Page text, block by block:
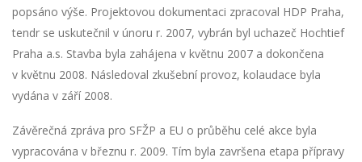
popsáno výše. Projektovou dokumentaci zpracoval HDP Praha,
tendr se uskutečnil v únoru r. 2007, vybrán byl uchazeč Hochtief
Praha a.s. Stavba byla zahájena v květnu 2007 a dokončena
v květnu 2008. Následoval zkušební provoz, kolaudace byla
vydána v září 2008.
Závěrečná zpráva pro SFŽP a EU o průběhu celé akce byla
vypracována v březnu r. 2009. Tím byla završena etapa přípravy